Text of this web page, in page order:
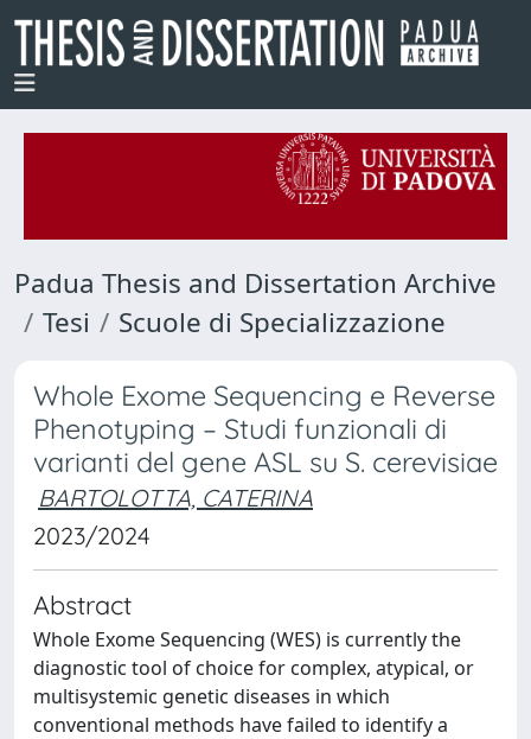
Padua Thesis and Dissertation Archive
Tesi
Scuole di Specializzazione
Whole Exome Sequencing e Reverse
Phenotyping – Studi funzionali di
varianti del gene ASL su S. cerevisiae
BARTOLOTTA, CATERINA
2023/2024
Abstract
Whole Exome Sequencing (WES) is currently the
diagnostic tool of choice for complex, atypical, or
multisystemic genetic diseases in which
conventional methods have failed to identify a